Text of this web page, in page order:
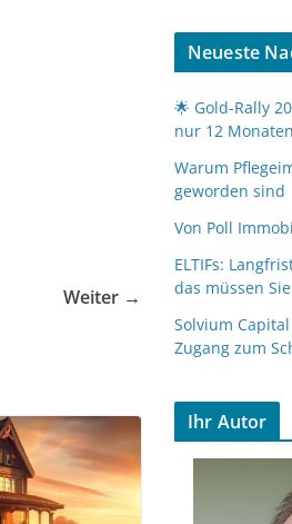
Weiter →
Neueste
🌟 Gold-Rally
nur 12
Warum
geworden sind
Von Poll
ELTIFs:
das müssen
Solvium
Zugang zum
Ihr Autor